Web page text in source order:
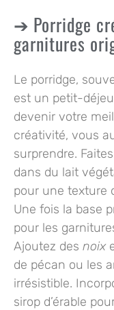
Porridge
garnitures
Le porridge,
est un petit-
devenir votre
créativité, vous
surprendre.
dans du lait
pour une texture
Une fois la base
pour les
Ajoutez des noix
de pécan ou les
irrésistible.
sirop d’érable